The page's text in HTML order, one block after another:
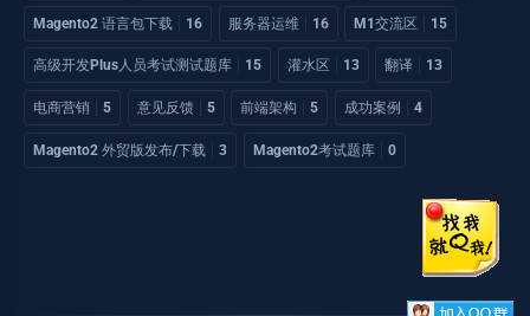
Magento2 语言包下载 16 服务器运维 16 M1交流区 15
高级开发Plus人员考试测试题库 15 灌水区 13 翻译 13
电商营销 5 意见反馈 5 前端架构 5 成功案例 4
Magento2 外贸版发布/下载 3 Magento2考试题库 0